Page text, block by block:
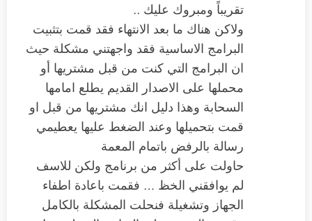
تقريباً ومبروك عليك ..
ولاكن هناك ما بعد الانتهاء فقد قمت بتثبيت
البرامج الاساسية فقد واجهتني مشكلة حيث
ان البرامج التي كنت من قبل مشتريها أو
محملها على الاصدار القديم يطلع امامها
السحابة وهذا دليل انك مشتريها من قبل او
قمت بتحميلها وعند الضغط عليها يعطيمي
رسالة بالرفض باتمام المعمة
حاولت على أكثر من برنامج ولكن للاسف
لم يوافقني الخظ … فقمت باعادة اطفاء
الجهاز وتشغيلة فنحلت المشكلة بالكامل